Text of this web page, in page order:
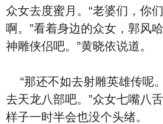
众女去度蜜月。“老婆们，你
啊。”看着身边的众女，郭风
神雕侠侣吧。”黄晓依说道。
“那还不如去射雕英雄传呢
去天龙八部吧。”众女七嘴八
样子一时半会也没个头绪。